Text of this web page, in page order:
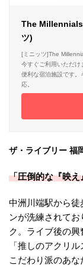
The Millennials
ツ)
[ミニッツ]The
今すぐご利用いただけ
便利な宿泊施設です
応。
ザ・ライブリー 福
「圧倒的な『映
中洲川端駅から徒
ンが洗練されて
ク。ライブ後の
「推しのアクリ
こだわり派のあな